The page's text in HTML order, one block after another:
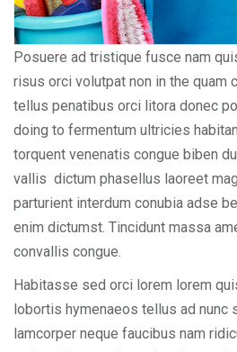
Posuere ad tristique fusce nam
risus orci volutpat non in the quam
tellus penatibus orci litora donec
doing to fermentum ultricies
torquent venenatis congue biben
vallis dictum phasellus laoreet
parturient interdum conubia adse
enim dictumst. Tincidunt massa
convallis congue.
Habitasse sed orci lorem lorem
lobortis hymenaeos tellus ad nunc
lamcorper neque faucibus nam